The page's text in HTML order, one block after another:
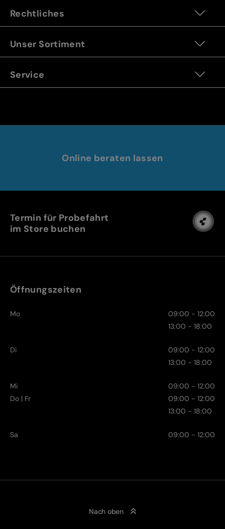
Rechtliches
Unser Sortiment
Service
Online beraten lassen
Termin für Probefahrt
im Store buchen
Öffnungszeiten
Mo
09:00 - 12:00
13:00 - 18:00
Di
09:00 - 12:00
13:00 - 18:00
Mi
09:00 - 12:00
Do | Fr
09:00 - 12:00
13:00 - 18:00
Sa 09:00 - 12:00
Nach oben